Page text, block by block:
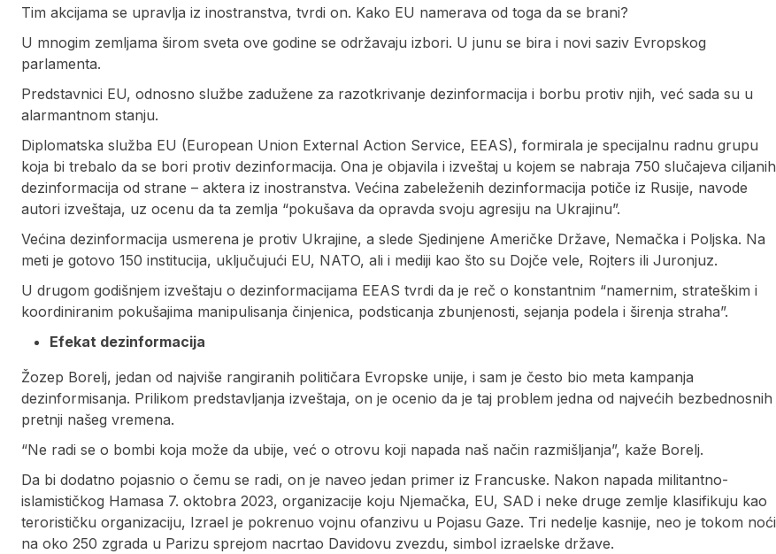
Tim akcijama se upravlja iz inostranstva, tvrdi on. Kako EU namerava od toga da se brani?
U mnogim zemljama širom sveta ove godine se održavaju izbori. U junu se bira i novi saziv Evropskog
parlamenta.
Predstavnici EU, odnosno službe zadužene za razotkrivanje dezinformacija i borbu protiv njih, već sada su u
alarmantnom stanju.
Diplomatska služba EU (European Union External Action Service, EEAS), formirala je specijalnu radnu grupu
koja bi trebalo da se bori protiv dezinformacija. Ona je objavila i izveštaj u kojem se nabraja 750 slučajeva ciljanih
dezinformacija od strane – aktera iz inostranstva. Većina zabeleženih dezinformacija potiče iz Rusije, navode
autori izveštaja, uz ocenu da ta zemlja “pokušava da opravda svoju agresiju na Ukrajinu”.
Većina dezinformacija usmerena je protiv Ukrajine, a slede Sjedinjene Američke Države, Nemačka i Poljska. Na
meti je gotovo 150 institucija, uključujući EU, NATO, ali i mediji kao što su Dojče vele, Rojters ili Juronjuz.
U drugom godišnjem izveštaju o dezinformacijama EEAS tvrdi da je reč o konstantnim “namernim, strateškim i
koordiniranim pokušajima manipulisanja činjenica, podsticanja zbunjenosti, sejanja podela i širenja straha”.
Efekat dezinformacija
Žozep Borelj, jedan od najviše rangiranih političara Evropske unije, i sam je često bio meta kampanja
dezinformisanja. Prilikom predstavljanja izveštaja, on je ocenio da je taj problem jedna od najvećih bezbednosnih
pretnji našeg vremena.
“Ne radi se o bombi koja može da ubije, već o otrovu koji napada naš način razmišljanja”, kaže Borelj.
Da bi dodatno pojasnio o čemu se radi, on je naveo jedan primer iz Francuske. Nakon napada militantno-
islamističkog Hamasa 7. oktobra 2023, organizacije koju Njemačka, EU, SAD i neke druge zemlje klasifikuju kao
terorističku organizaciju, Izrael je pokrenuo vojnu ofanzivu u Pojasu Gaze. Tri nedelje kasnije, neo je tokom noći
na oko 250 zgrada u Parizu sprejom nacrtao Davidovu zvezdu, simbol izraelske države.